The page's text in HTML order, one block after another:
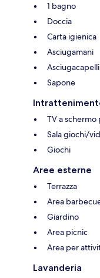
1 bagno
Doccia
Carta igienica
Asciugamani
Asciugacapelli
Sapone
TV a schermo
Sala giochi/
Giochi
Aree esterne
Terrazza
Area
Giardino
Area picnic
Area per
Lavanderia